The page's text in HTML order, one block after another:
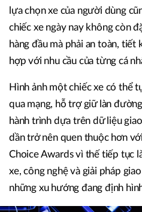
lựa chọn xe của người dùng
chiếc xe ngày nay không còn
hàng đầu mà phải an toàn, tiết
hợp với nhu cầu của từng cá
Hình ảnh một chiếc xe có thể
qua mạng, hỗ trợ giữ làn
hành trình dựa trên dữ liệu
dần trở nên quen thuộc hơn
Choice Awards vì thế tiếp tục
xe, công nghệ và giải pháp
những xu hướng đang định